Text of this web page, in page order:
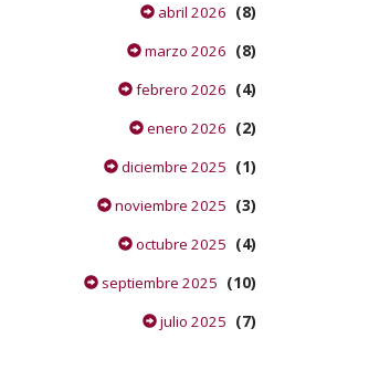
abril 2026 (8)
marzo 2026 (8)
febrero 2026 (4)
enero 2026 (2)
diciembre 2025 (1)
noviembre 2025 (3)
octubre 2025 (4)
septiembre 2025 (10)
julio 2025 (7)